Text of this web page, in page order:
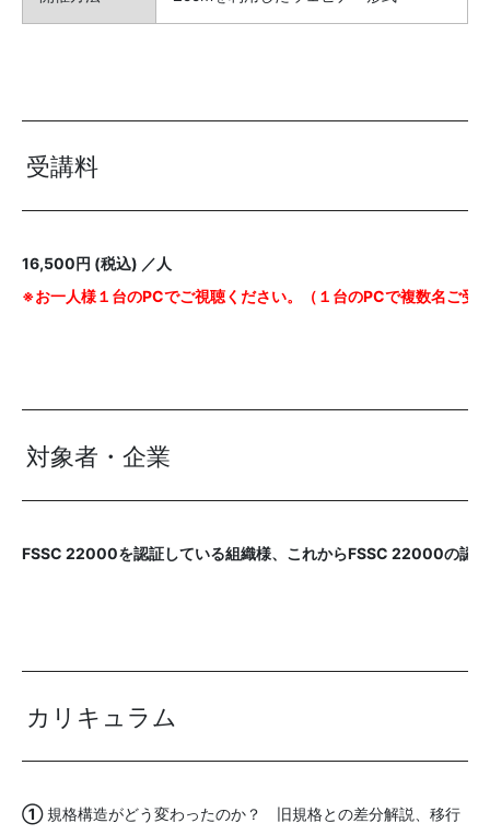
受講料
16,500円 (税込) ／人
※お一人様１台のPCでご視聴ください。（１台のPCで複数名ご受
対象者・企業
FSSC 22000を認証している組織様、これからFSSC 22000の認
カリキュラム
①規格構造がどう変わったのか？ 旧規格との差分解説、移行